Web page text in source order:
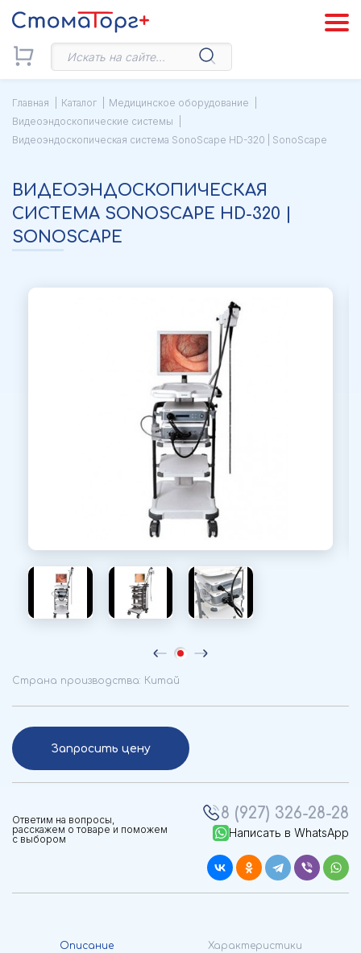
Главная Каталог
Медицинское оборудование
Видеоэндоскопические системы
Видеоэндоскопическая система SonoScape HD-320 | SonoScape
ВИДЕОЭНДОСКОПИЧЕСКАЯ
СИСТЕМА SONOSCAPE HD-320 |
SONOSCAPE
Страна производства: Китай
Запросить цену
Ответим на вопросы,
расскажем о товаре и поможем
с выбором
8 (927) 326-28-28
Написать в WhatsApp
Описание Характеристики